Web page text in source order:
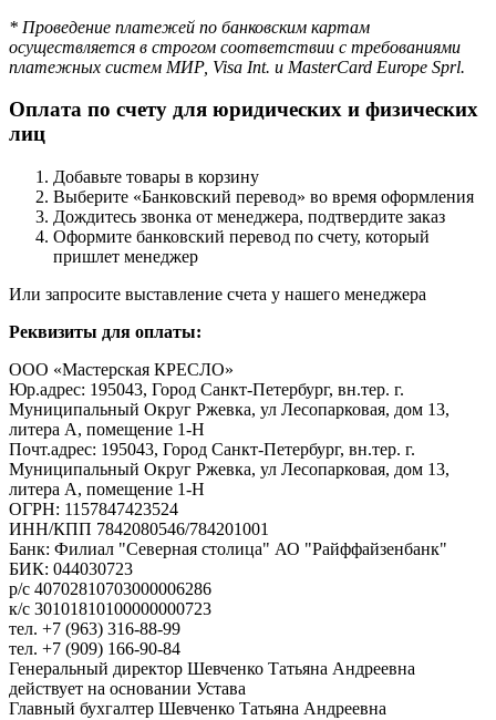
* Проведение платежей по банковским картам
осуществляется в строгом соответствии с требованиями
платежных систем МИР, Visa Int. и MasterCard Europe Sprl.
Оплата по счету для юридических и физических
лиц
Добавьте товары в корзину
Выберите «Банковский перевод» во время оформления
Дождитесь звонка от менеджера, подтвердите заказ
Оформите банковский перевод по счету, который
пришлет менеджер
Или запросите выставление счета у нашего менеджера
Реквизиты для оплаты:
ООО «Мастерская КРЕСЛО»
Юр.адрес: 195043, Город Санкт-Петербург, вн.тер. г.
Муниципальный Округ Ржевка, ул Лесопарковая, дом 13,
литера А, помещение 1-Н
Почт.адрес: 195043, Город Санкт-Петербург, вн.тер. г.
Муниципальный Округ Ржевка, ул Лесопарковая, дом 13,
литера А, помещение 1-Н
ОГРН: 1157847423524
ИНН/КПП 7842080546/784201001
Банк: Филиал "Северная столица" АО "Райффайзенбанк"
БИК: 044030723
р/с 40702810703000006286
к/с 30101810100000000723
тел. +7 (963) 316-88-99
тел. +7 (909) 166-90-84
Генеральный директор Шевченко Татьяна Андреевна
действует на основании Устава
Главный бухгалтер Шевченко Татьяна Андреевна